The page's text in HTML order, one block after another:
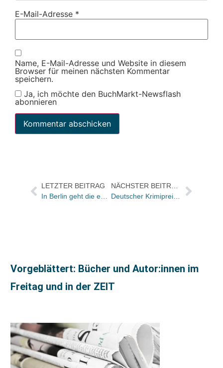
E-Mail-Adresse *
Name, E-Mail-Adresse und Website in diesem
Browser für meinen nächsten Kommentar
speichern.
Ja, ich möchte den BuchMarkt-Newsflash
abonnieren
LETZTER BEITRAG
In Berlin geht die edition Grüntal an den Start
Vorgeblättert: Bücher und Autor:innen im
Freitag und in der ZEIT